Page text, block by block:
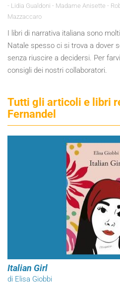
- Lidia Gualdoni - Madame Anisette -
Mazzaccaro
I libri di narrativa italiana sono
Natale spesso ci si trova a dover
senza riuscire a decidersi. Per
consigli dei nostri collaboratori.
Tutti gli articoli e libri
Fernandel
Italian Girl
di Elisa Giobbi